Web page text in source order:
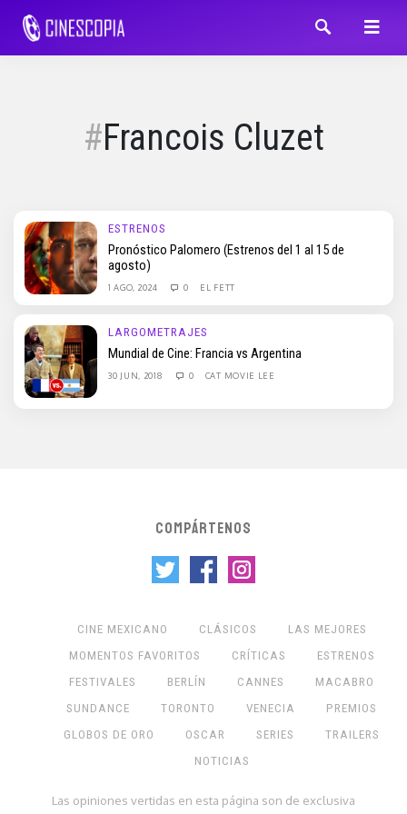
Francois Cluzet
ESTRENOS
Pronóstico Palomero (Estrenos del 1 al 15 de
agosto)
1 AGO, 2024 0 EL FETT
LARGOMETRAJES
Mundial de Cine: Francia vs Argentina
30 JUN, 2018 0 CAT MOVIE LEE
COMPÁRTENOS
CINE MEXICANO CLÁSICOS
LAS MEJORES
MOMENTOS FAVORITOS
CRÍTICAS
ESTRENOS
FESTIVALES
BERLÍN CANNES
MACABRO
SUNDANCE
TORONTO VENECIA
PREMIOS
GLOBOS DE ORO
OSCAR SERIES
TRAILERS
NOTICIAS
Las opiniones vertidas en esta página son de exclusiva